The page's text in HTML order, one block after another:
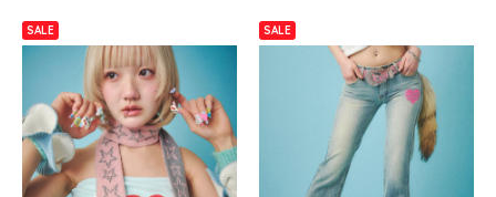
SALE SALE